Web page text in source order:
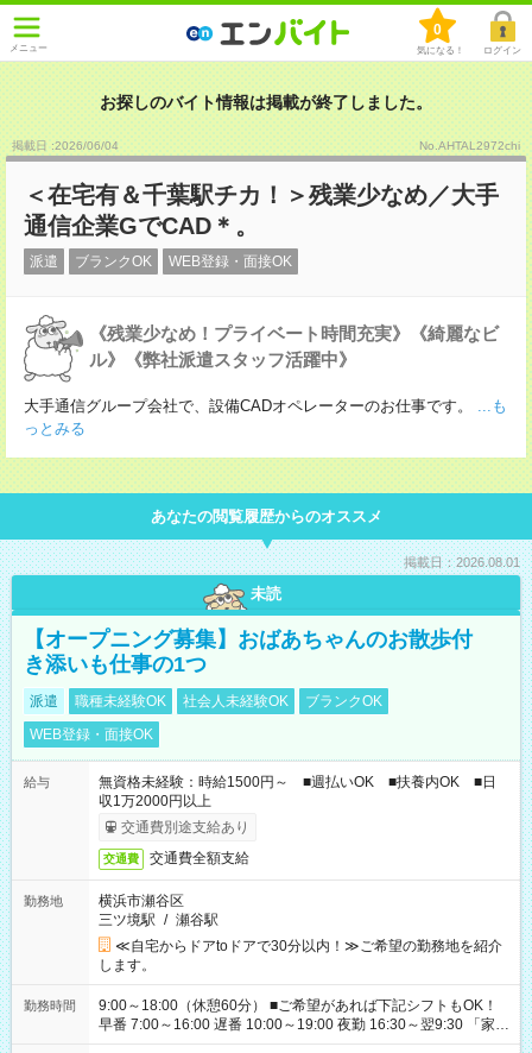
メニュー
0
気になる！ ログイン
お探しのバイト情報は掲載が終了しました。
掲載日 :2026/06/04 No.AHTAL2972chi
＜在宅有＆千葉駅チカ！＞残業少なめ／大手
通信企業GでCAD＊。
派遣 ブランクOK WEB登録・面接OK
《残業少なめ！プライベート時間充実》《綺麗なビ
ル》《弊社派遣スタッフ活躍中》
大手通信グループ会社で、設備CADオペレーターのお仕事です。
...も
っとみる
あなたの閲覧履歴からのオススメ
掲載日：2026.08.01
未読
【オープニング募集】おばあちゃんのお散歩付
き添いも仕事の1つ
派遣 職種未経験OK 社会人未経験OK
ブランクOK
WEB登録・面接OK
給与
無資格未経験：時給1500円～ ■週払いOK ■扶養内OK ■日
収1万2000円以上
交通費別途支給あり
交通費 交通費全額支給
勤務地
横浜市瀬谷区
三ツ境駅 / 瀬谷駅
≪自宅からドアtoドアで30分以内！≫ご希望の勤務地を紹介
します。
勤務時間
9:00～18:00（休憩60分） ■ご希望があれば下記シフトもOK！
早番 7:00～16:00 遅番 10:00～19:00 夜勤 16:30～翌9:30 「家族
と休みを合わせたい」 「余裕を持って夕飯の準備がしたい」